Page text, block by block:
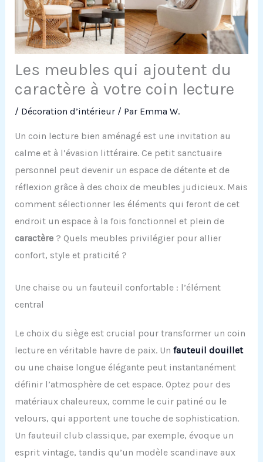
Les meubles qui ajoutent du
caractère à votre coin lecture
/ Décoration d’intérieur/ Par Emma W.
Un coin lecture bien aménagé est une invitation au
calme et à l’évasion littéraire. Ce petit sanctuaire
personnel peut devenir un espace de détente et de
réflexion grâce à des choix de meubles judicieux. Mais
comment sélectionner les éléments qui feront de cet
endroit un espace à la fois fonctionnel et plein de
caractère? Quels meubles privilégier pour allier
confort, style et praticité ?
Une chaise ou un fauteuil confortable : l’élément
central
Le choix du siège est crucial pour transformer un coin
lecture en véritable havre de paix. Un fauteuil douillet
ou une chaise longue élégante peut instantanément
définir l’atmosphère de cet espace. Optez pour des
matériaux chaleureux, comme le cuir patiné ou le
velours, qui apportent une touche de sophistication.
Un fauteuil club classique, par exemple, évoque un
esprit vintage, tandis qu’un modèle scandinave aux